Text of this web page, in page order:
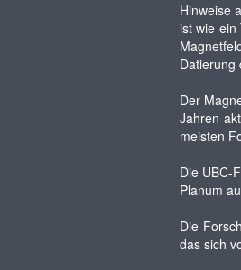
Hinweise
ist wie ein
Datierung
Der
Jahren
meisten
Die UBC-
Planum
Die
das sich